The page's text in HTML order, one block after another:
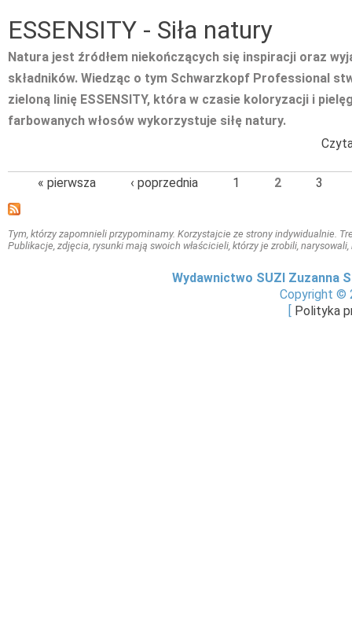
ESSENSITY - Siła natury
Natura jest źródłem niekończących się inspiracji oraz
składników. Wiedząc o tym Schwarzkopf Professional
zieloną linię ESSENSITY, która w czasie koloryzacji i
farbowanych włosów wykorzystuje siłę natury.
« pierwsza ‹ poprzednia 1 2 3
Tym, którzy zapomnieli przypominamy. Korzystajcie ze strony indywidualnie.
Publikacje, zdjęcia, rysunki mają swoich właścicieli, którzy je zrobili,
Wydawnictwo SUZI Zuzanna
Copyright ©
[ Polityka